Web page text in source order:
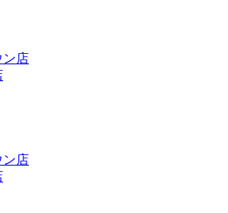
ン店
ン店